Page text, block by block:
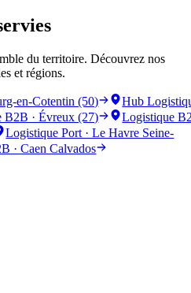
du territoire. Découvrez nos
et régions.
en-Cotentin (50)
Hub
B2B · Évreux (27)
Logistique
Logistique Port · Le Havre Seine-
· Caen Calvados